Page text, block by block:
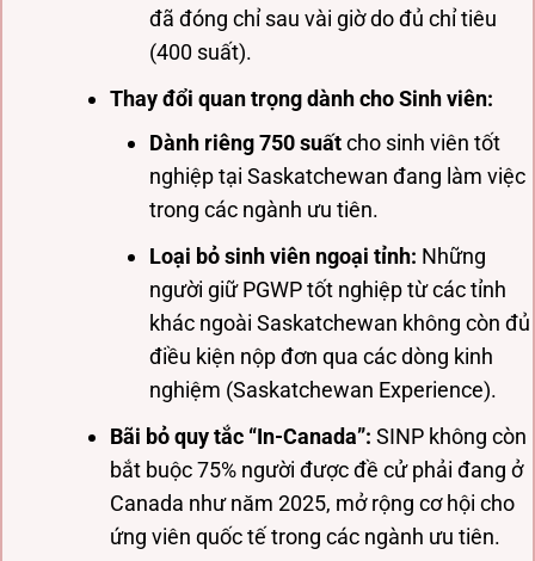
đã đóng chỉ sau vài giờ do đủ chỉ tiêu
(400 suất).
Thay đổi quan trọng dành cho Sinh viên:
Dành riêng 750 suấtcho sinh viên tốt
nghiệp tại Saskatchewan đang làm việc
trong các ngành ưu tiên.
Loại bỏ sinh viên ngoại tỉnh: Những
người giữ PGWP tốt nghiệp từ các tỉnh
khác ngoài Saskatchewan không còn đủ
điều kiện nộp đơn qua các dòng kinh
nghiệm (Saskatchewan Experience).
Bãi bỏ quy tắc “In-Canada”: SINP không còn
bắt buộc 75% người được đề cử phải đang ở
Canada như năm 2025, mở rộng cơ hội cho
ứng viên quốc tế trong các ngành ưu tiên.